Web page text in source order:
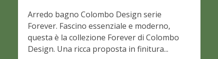
Arredo bagno Colombo Design serie
Forever. Fascino essenziale e moderno,
questa è la collezione Forever di Colombo
Design. Una ricca proposta in finitura...